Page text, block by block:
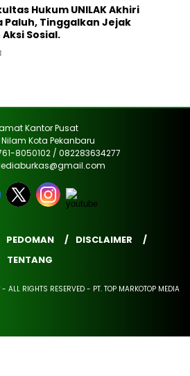
Hukum UNILAK Akhiri
Paluh, Tinggalkan Jejak
Sosial.
Kantor Pusat
Kota Pekanbaru
8050102 / 082283634277
PEDOMAN
DISCLAIMER
TENTANG
ALL RIGHTS RESERVED - PT. TOP MARKOTOP MEDIA